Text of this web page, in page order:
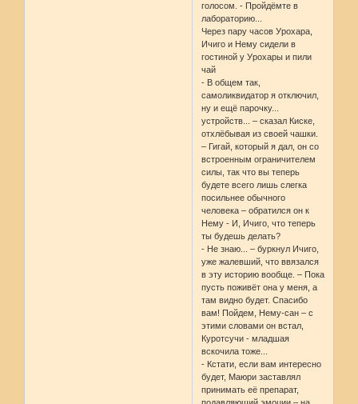
голосом. - Пройдёмте в
лабораторию...
Через пару часов Урохара,
Ичиго и Нему сидели в
гостиной у Урохары и пили
чай
- В общем так,
самоликвидатор я отключил,
ну и ещё парочку...
устройств... – сказал Киске,
отхлёбывая из своей чашки.
– Гигай, который я дал, он со
встроенным ограничителем
силы, так что вы теперь
будете всего лишь слегка
посильнее обычного
человека – обратился он к
Нему - И, Ичиго, что теперь
ты будешь делать?
- Не знаю... – буркнул Ичиго,
уже жалевший, что ввязался
в эту историю вообще. – Пока
пусть поживёт она у меня, а
там видно будет. Спасибо
вам! Пойдем, Нему-сан – с
этими словами он встал,
Куротсучи - младшая
вскочила тоже...
- Кстати, если вам интересно
будет, Маюри заставлял
принимать её препарат,